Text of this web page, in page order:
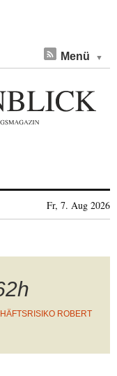
Menü
Fr, 7. Aug 2026
ROBERT